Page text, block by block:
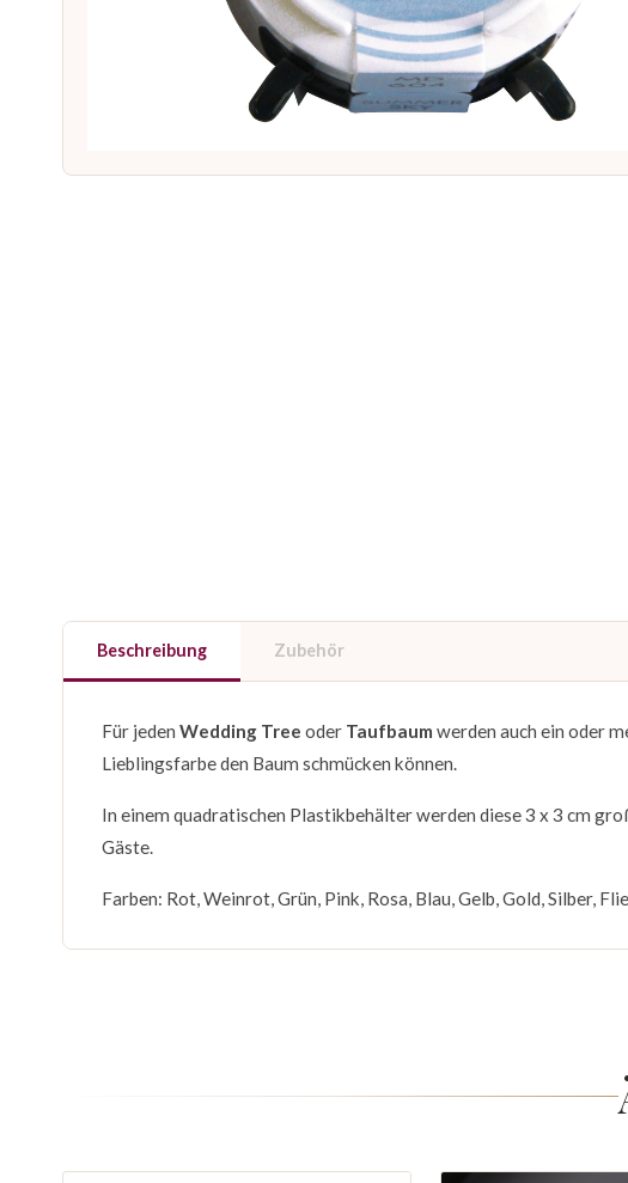
Beschreibung Zubehör
Für jeden Wedding Tree oder Taufbaum werden auch ein oder
Lieblingsfarbe den Baum schmücken können.
In einem quadratischen Plastikbehälter werden diese 3 x 3 cm
Gäste.
Farben: Rot, Weinrot, Grün, Pink, Rosa, Blau, Gelb, Gold, Silber,